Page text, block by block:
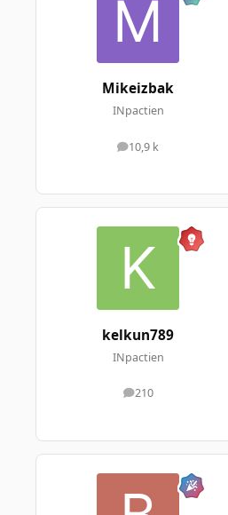
Mikeizbak
INpactien
10,9 k
messages
kelkun789
INpactien
210
messages